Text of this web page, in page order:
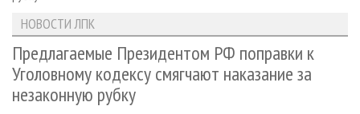
ЛЕСОЗАГОТОВКА
ЛЕСОПИЛЕНИЕ
ДЕРЕВООБРАБОТКА
СУШКА ДРЕВЕСИНЫ
НОВОСТИ ЛПК
НОВОСТИ ЖУРНАЛА
НОВОСТИ КОМПАНИЙ
АНАЛИТИКА
ПРЕДПРИЯТИЯ ЛПК
ЛЕСНЫЕ РЕГИОНЫ РОССИИ
ПЕРСОНЫ
АРХИВ
АРХИВ ЖУРНАЛОВ
СТАТЬИ
О ЖУРНАЛЕ
ПОДПИСКА
КОНТАКТЫ
РЕКЛАМОДАТЕЛЯМ
РЕКЛАМА
НОВОСТИ ЛПК
Предлагаемые Президентом РФ поправки к
Уголовному кодексу смягчают наказание за
незаконную рубку